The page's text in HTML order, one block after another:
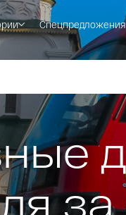
Спецпредложения